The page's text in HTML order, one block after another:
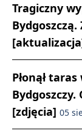
Tragiczny
Bydgoszczą.
Płonął
[zdjęcia] 05